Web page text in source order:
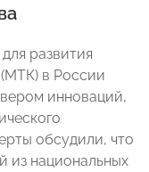
развития
в России
инноваций,
обсудили, что
из национальных